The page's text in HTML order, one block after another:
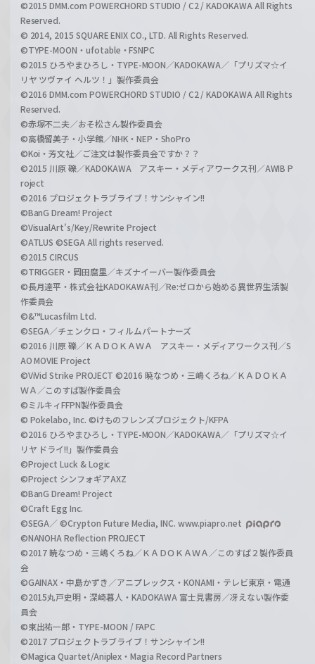
©2015 DMM.com POWERCHORD STUDIO / C2 / KADOKAWA All Rights
Reserved.
© 2014, 2015 SQUARE ENIX CO., LTD. All Rights Reserved.
©TYPE-MOON・ufotable・FSNPC
©2015 ひろやまひろし・TYPE-MOON／KADOKAWA／「プリズマ☆イ
リヤ ツヴァイ ヘルツ！」製作委員会
©2016 DMM.com POWERCHORD STUDIO / C2 / KADOKAWA All Rights
Reserved.
©赤塚不二夫／おそ松さん製作委員会
©高橋留美子・小学館／NHK・NEP・ShoPro
©Koi・芳文社／ご注文は製作委員会ですか？？
©2015 川原 礫／KADOKAWA アスキー・メディアワークス刊／AWIB P
roject
©2016 プロジェクトラブライブ！サンシャイン!!
©BanG Dream! Project
©VisualArt's/Key/Rewrite Project
©ATLUS ©SEGA All rights reserved.
©2015 CIRCUS
©TRIGGER・岡田麿里／キズナイーバー製作委員会
©長月達平・株式会社KADOKAWA刊／Re:ゼロから始める異世界生活製
作委員会
©&™Lucasfilm Ltd.
©SEGA／チェンクロ・フィルムパートナーズ
©2016 川原 礫／ＫＡＤＯＫＡＷＡ アスキー・メディアワークス刊／S
AO MOVIE Project
©ViVid Strike PROJECT ©2016 暁なつめ・三嶋くろね／ＫＡＤＯＫＡ
ＷＡ／このすば製作委員会
©ミルキィFFPN製作委員会
© Pokelabo, Inc. ©けものフレンズプロジェクト/KFPA
©2016 ひろやまひろし・TYPE-MOON／KADOKAWA／「プリズマ☆イ
リヤ ドライ!!」製作委員会
©Project Luck & Logic
©Project シンフォギアAXZ
©BanG Dream! Project
©Craft Egg Inc.
©SEGA／ ©Crypton Future Media, INC. www.piapro.net
©NANOHA Reflection PROJECT
©2017 暁なつめ・三嶋くろね／ＫＡＤＯＫＡＷＡ／このすば２製作委員
会
©GAINAX・中島かずき／アニプレックス・KONAMI・テレビ東京・電通
©2015丸戸史明・深崎暮人・KADOKAWA 富士見書房／冴えない製作委
員会
©東出祐一郎・TYPE-MOON / FAPC
©2017 プロジェクトラブライブ！サンシャイン!!
©Magica Quartet/Aniplex・Magia Record Partners